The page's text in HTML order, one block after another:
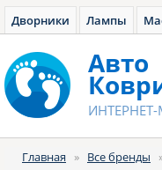
Дворники Лампы
Авто
Главная » Все бренды